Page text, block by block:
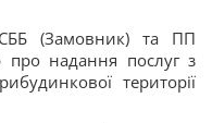
(Замовник) та ПП
про надання послуг з
території